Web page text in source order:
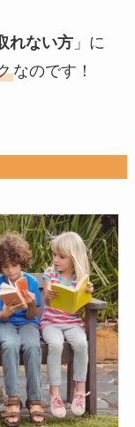
れない方」に
なのです！